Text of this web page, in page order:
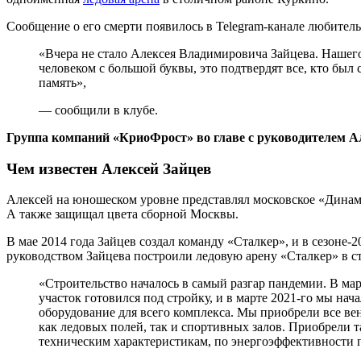
Сообщение о его смерти появилось в Telegram-канале
«Вчера не стало Алексея Владимировича Зайцева.
человеком с большой буквы, это подтвердят все, кто
память»,
— сообщили в клубе.
Группа компаний «КриоФрост» во главе с руководителем
Чем известен Алексей Зайцев
Алексей на юношеском уровне представлял московское
А также защищал цвета сборной Москвы.
В мае 2014 года Зайцев создал команду «Сталкер», и в
руководством Зайцева построили ледовую арену «Сталкер» в
«Строительство началось в самый разгар пандемии. В
участок готовился под стройку, и в марте 2021-го мы
оборудование для всего комплекса. Мы приобрели все
как ледовых полей, так и спортивных залов. Приобрели
техническим характеристикам, по